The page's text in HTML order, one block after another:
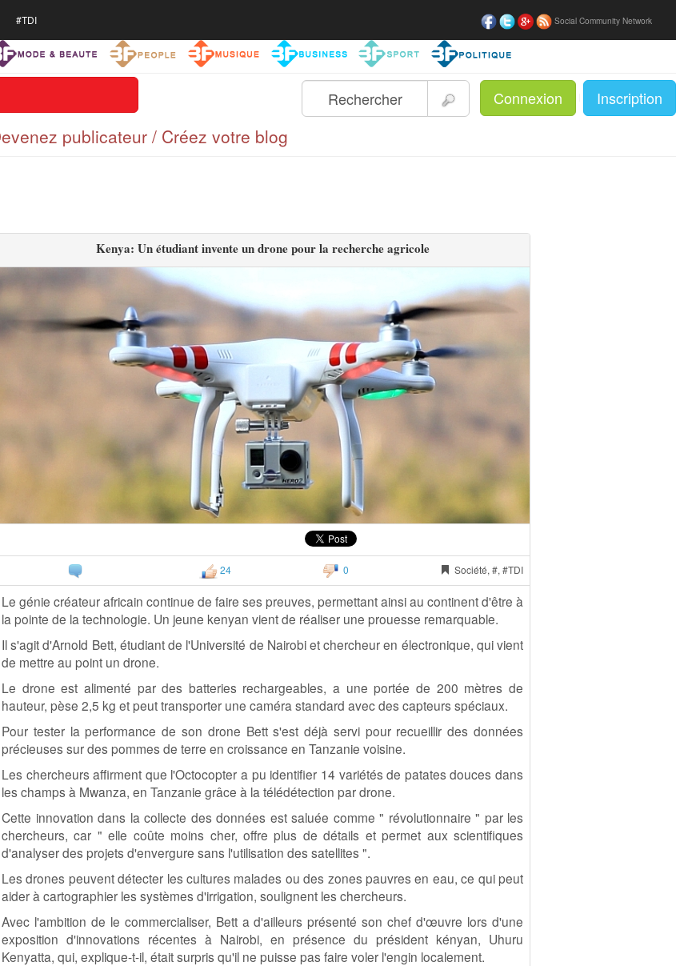
Connexion Inscription
Social Community Network
#TDI
publicateur / Créez votre blog
Kenya: Un étudiant invente un drone pour la recherche agricole
24 0 Société, #, #TDI
Le génie créateur africain continue de faire ses preuves, permettant ainsi au continent d'être à
la pointe de la technologie. Un jeune kenyan vient de réaliser une prouesse remarquable.
Il s'agit d'Arnold Bett, étudiant de l'Université de Nairobi et chercheur en électronique, qui vient
de mettre au point un drone.
Le drone est alimenté par des batteries rechargeables, a une portée de 200 mètres de
hauteur, pèse 2,5 kg et peut transporter une caméra standard avec des capteurs spéciaux.
Pour tester la performance de son drone Bett s'est déjà servi pour recueillir des données
précieuses sur des pommes de terre en croissance en Tanzanie voisine.
Les chercheurs affirment que l'Octocopter a pu identifier 14 variétés de patates douces dans
les champs à Mwanza, en Tanzanie grâce à la télédétection par drone.
Cette innovation dans la collecte des données est saluée comme " révolutionnaire " par les
chercheurs, car " elle coûte moins cher, offre plus de détails et permet aux scientifiques
d'analyser des projets d'envergure sans l'utilisation des satellites ".
Les drones peuvent détecter les cultures malades ou des zones pauvres en eau, ce qui peut
aider à cartographier les systèmes d'irrigation, soulignent les chercheurs.
Avec l'ambition de le commercialiser, Bett a d'ailleurs présenté son chef d'œuvre lors d'une
exposition d'innovations récentes à Nairobi, en présence du président kényan, Uhuru
Kenyatta, qui, explique-t-il, était surpris qu'il ne puisse pas faire voler l'engin localement.